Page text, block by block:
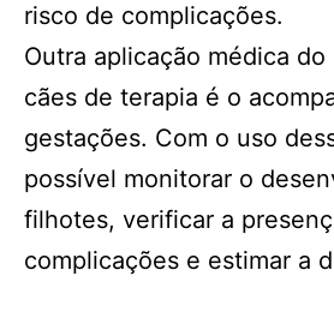
risco de complicações.
Outra aplicação médica do
cães de terapia é o
gestações. Com o uso
possível monitorar o
filhotes, verificar a
complicações e estimar a